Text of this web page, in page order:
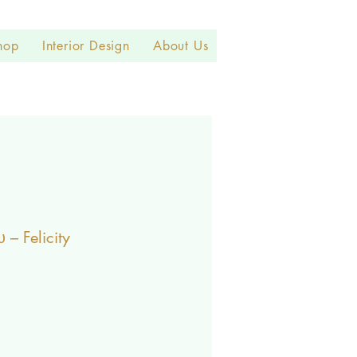
Interior Design About Us
– Felicity